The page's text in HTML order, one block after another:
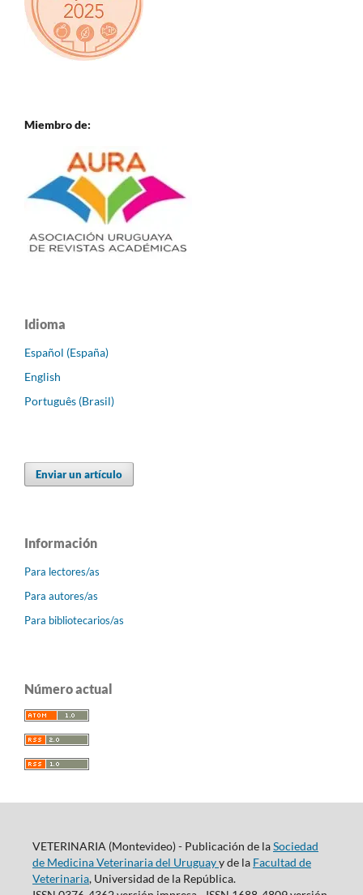
Miembro de:
Idioma
Español (España)
English
Português (Brasil)
Enviar un artículo
Información
Para lectores/as
Para autores/as
Para bibliotecarios/as
Número actual
VETERINARIA (Montevideo) - Publicación de laSociedad
de Medicina Veterinaria del Uruguayy de la Facultad de
Veterinaria, Universidad de la República.